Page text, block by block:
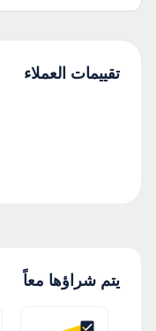
تقييمات العملاء
يتم شراؤها معاً